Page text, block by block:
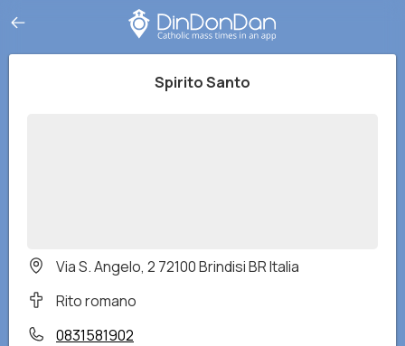
Spirito Santo
Via S. Angelo, 2 72100 Brindisi BR Italia
Rito romano
0831581902